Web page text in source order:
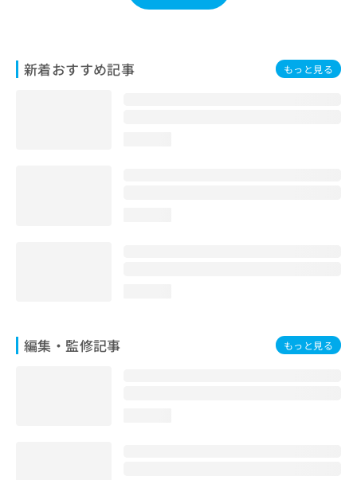
新着おすすめ記事 もっと見る
編集・監修記事 もっと見る
わ